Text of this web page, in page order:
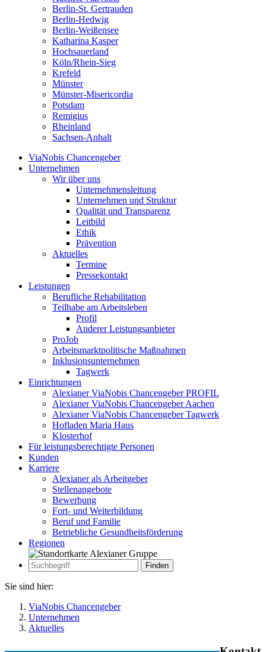
Berlin-St. Gertrauden
Berlin-Hedwig
Berlin-Weißensee
Katharina Kasper
Hochsauerland
Köln/Rhein-Sieg
Krefeld
Münster
Münster-Misericordia
Potsdam
Remigius
Rheinland
Sachsen-Anhalt
ViaNobis Chancengeber
Unternehmen
Wir über uns
Unternehmensleitung
Unternehmen und Struktur
Qualität und Transparenz
Leitbild
Ethik
Prävention
Aktuelles
Termine
Pressekontakt
Leistungen
Berufliche Rehabilitation
Teilhabe am Arbeitsleben
Profil
Anderer Leistungsanbieter
ProJob
Arbeitsmarktpolitische Maßnahmen
Inklusionsunternehmen
Tagwerk
Einrichtungen
Alexianer ViaNobis Chancengeber PROFIL
Alexianer ViaNobis Chancengeber Aachen
Alexianer ViaNobis Chancengeber Tagwerk
Hofladen Maria Haus
Klosterhof
Für leistungsberechtigte Personen
Kunden
Karriere
Alexianer als Arbeitgeber
Stellenangebote
Bewerbung
Fort- und Weiterbildung
Beruf und Familie
Betriebliche Gesundheitsförderung
Regionen
Zur
Suche
Suche
Sie sind hier:
ViaNobis Chancengeber
Unternehmen
Aktuelles